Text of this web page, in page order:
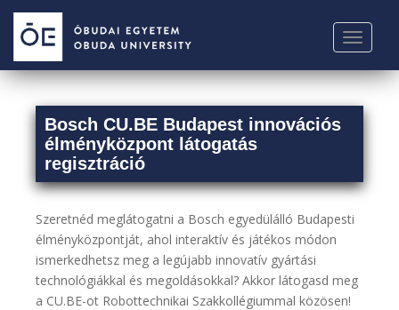
p
Bosch CU.BE Budapest innovációs
élményközpont látogatás
regisztráció
Szeretnéd meglátogatni a Bosch egyedülálló Budapesti
élményközpontját, ahol interaktív és játékos módon
ismerkedhetsz meg a legújabb innovatív gyártási
technológiákkal és megoldásokkal? Akkor látogasd meg
a CU.BE-ot Robottechnikai Szakkollégiummal közösen!